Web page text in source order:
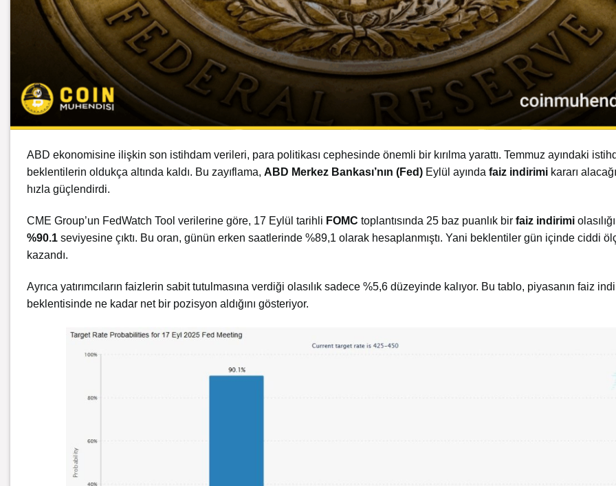
ABD ekonomisine ilişkin son istihdam verileri, para politikası cephesinde önemli bir kırılma yarattı. Temmuz ayındaki
beklentilerin oldukça altında kaldı. Bu zayıflama, ABD Merkez Bankası’nın (Fed) Eylül ayında faiz indirimi kararı
hızla güçlendirdi.
CME Group’un FedWatch Tool verilerine göre, 17 Eylül tarihli FOMC toplantısında 25 baz puanlık bir faiz indirimi olasılığı
%90.1 seviyesine çıktı. Bu oran, günün erken saatlerinde %89,1 olarak hesaplanmıştı. Yani beklentiler gün içinde ciddi
kazandı.
Ayrıca yatırımcıların faizlerin sabit tutulmasına verdiği olasılık sadece %5,6 düzeyinde kalıyor. Bu tablo, piyasanın faiz
beklentisinde ne kadar net bir pozisyon aldığını gösteriyor.